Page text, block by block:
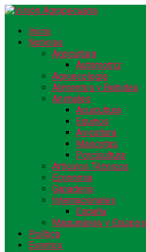
Inicio
Noticias
Agricultura
Automotriz
Agroecología
Alimentos y Bebidas
Animales
Acuicultura
Equinos
Avicultura
Mascotas
Porcicultura
Artículos Técnicos
Economía
Ganadería
Internacionales
España
Maquinarias y Equipos
Política
Eventos